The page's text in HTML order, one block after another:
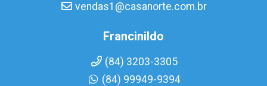
vendas1@casanorte.com.br
Francinildo
(84) 3203-3305
(84) 99949-9394